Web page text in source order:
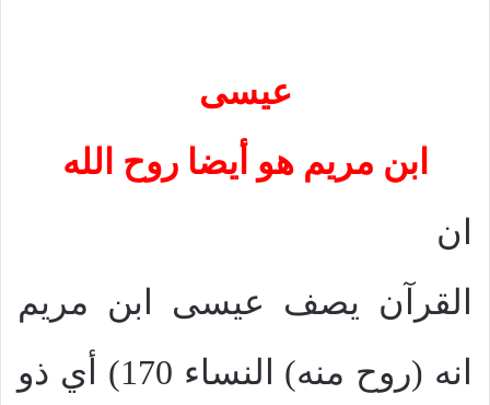
عيسى
ابن مريم هو أيضا روح الله
ان
القرآن يصف عيسى ابن مريم
انه (روح منه) النساء 170) أي ذو